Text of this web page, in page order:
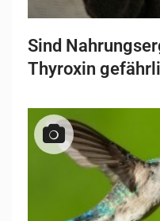
Sind
Thyroxin